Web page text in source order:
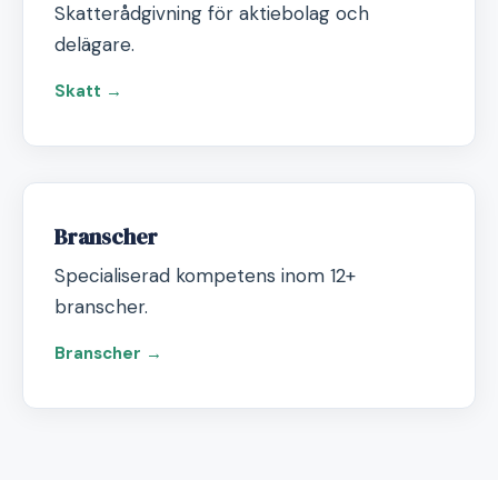
Skatterådgivning för aktiebolag och
delägare.
Skatt →
Branscher
Specialiserad kompetens inom 12+
branscher.
Branscher →